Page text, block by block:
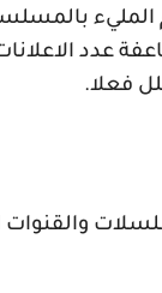
وبدء موسم رمضان 2022 ،
عدد
فعلا.